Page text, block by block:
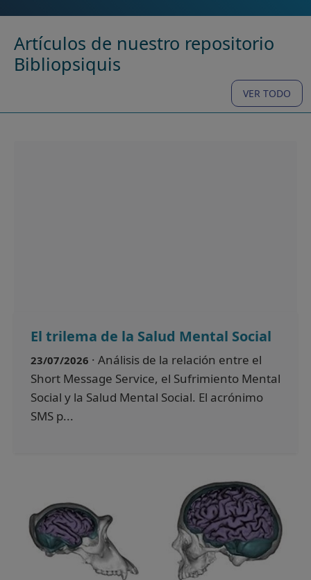
Artículos de nuestro repositorio
Bibliopsiquis
VER TODO
El trilema de la Salud Mental Social
23/07/2026 · Análisis de la relación entre el
Short Message Service, el Sufrimiento Mental
Social y la Salud Mental Social. El acrónimo
SMS p...